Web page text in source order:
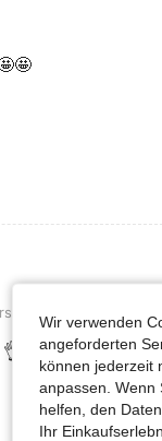
Größe: 3-6M
Wir verwenden
angeforderten
können jederzeit
anpassen. Wenn
helfen, den
Ihr